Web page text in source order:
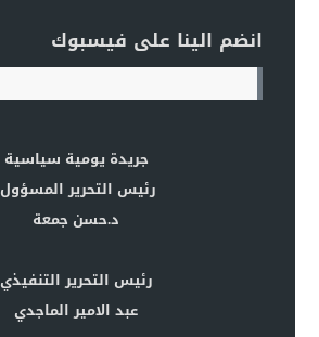
انضم الينا على فيسبوك
جريدة يومية سياسية
رئيس التحرير المسؤول
د.حسن جمعة
رئيس التحرير التنفيذي
عبد الامير الماجدي